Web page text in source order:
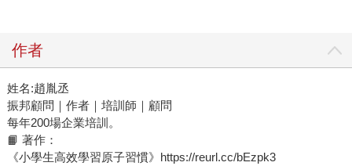
作者
姓名:趙胤丞
振邦顧問｜作者｜培訓師｜顧問
每年200場企業培訓。
📙 著作：
《小學生高效學習原子習慣》https://reurl.cc/bEzpk3